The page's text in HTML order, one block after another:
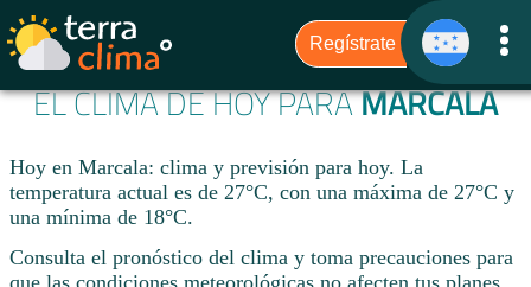
EL CLIMA DE HOY PARAMARCALA
Hoy en Marcala: clima y previsión para hoy. La
temperatura actual es de 27°C, con una máxima de 27°C y
una mínima de 18°C.​
Consulta el pronóstico del clima y toma precauciones para
que las condiciones meteorológicas no afecten tus planes.​